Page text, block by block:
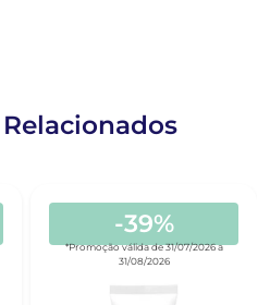
-39%
*Promoção válida de 31/07/2026 a
31/08/2026